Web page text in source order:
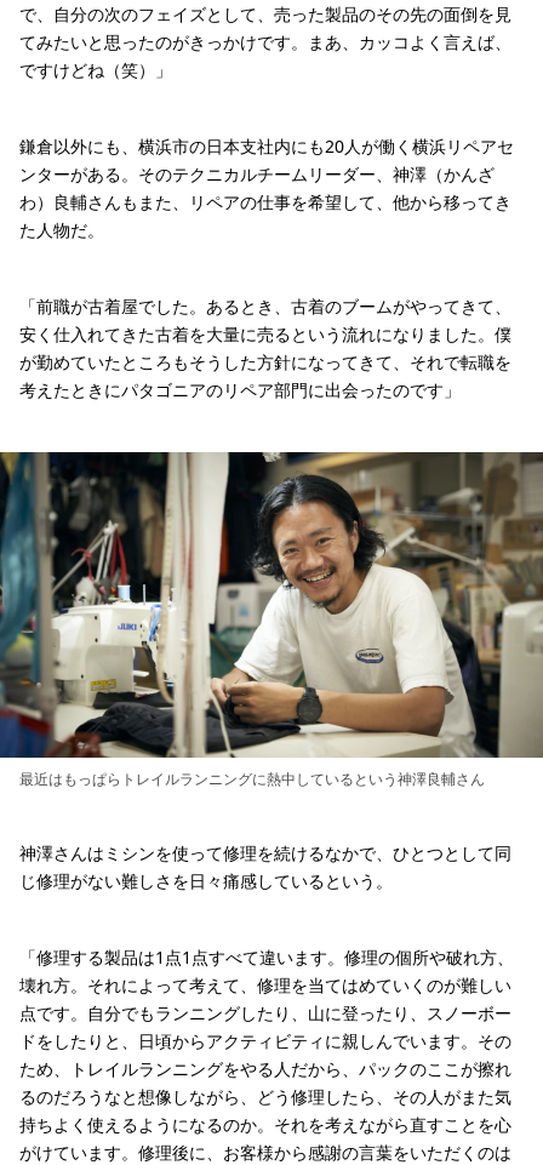
で、自分の次のフェイズとして、売った製品のその先の面倒を見
てみたいと思ったのがきっかけです。まあ、カッコよく言えば、
ですけどね（笑）」
鎌倉以外にも、横浜市の日本支社内にも20人が働く横浜リペアセ
ンターがある。そのテクニカルチームリーダー、神澤（かんざ
わ）良輔さんもまた、リペアの仕事を希望して、他から移ってき
た人物だ。
「前職が古着屋でした。あるとき、古着のブームがやってきて、
安く仕入れてきた古着を大量に売るという流れになりました。僕
が勤めていたところもそうした方針になってきて、それで転職を
考えたときにパタゴニアのリペア部門に出会ったのです」
最近はもっぱらトレイルランニングに熱中しているという神澤良輔さん
神澤さんはミシンを使って修理を続けるなかで、ひとつとして同
じ修理がない難しさを日々痛感しているという。
「修理する製品は1点1点すべて違います。修理の個所や破れ方、
壊れ方。それによって考えて、修理を当てはめていくのが難しい
点です。自分でもランニングしたり、山に登ったり、スノーボー
ドをしたりと、日頃からアクティビティに親しんでいます。その
ため、トレイルランニングをやる人だから、パックのここが擦れ
るのだろうなと想像しながら、どう修理したら、その人がまた気
持ちよく使えるようになるのか。それを考えながら直すことを心
がけています。修理後に、お客様から感謝の言葉をいただくのは